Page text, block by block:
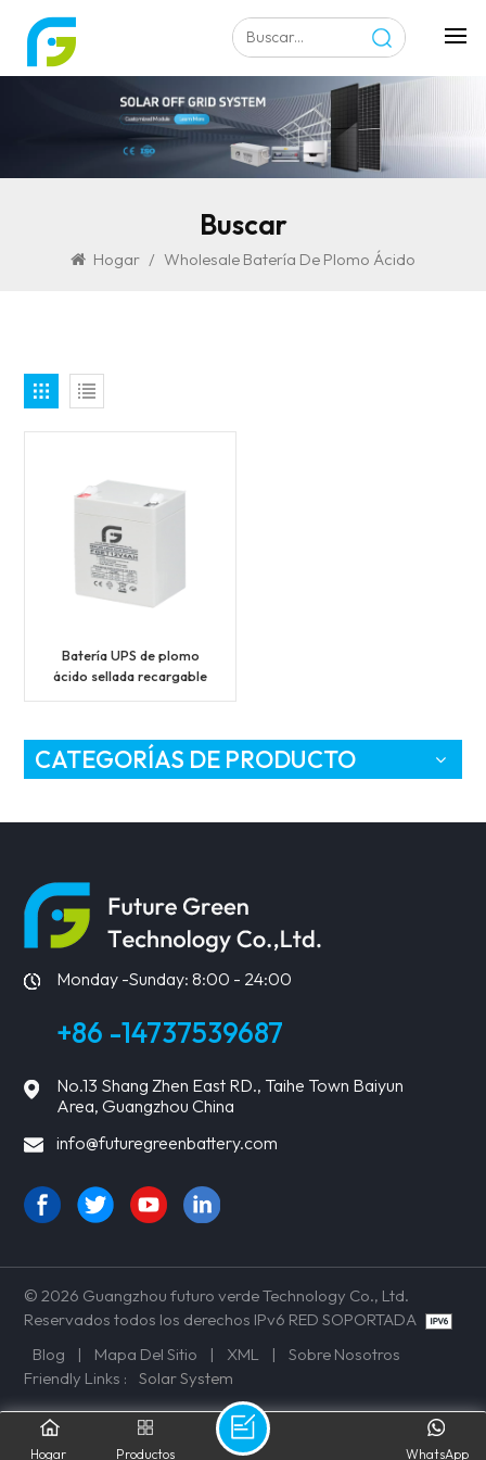
Buscar
Hogar / Wholesale Batería De Plomo Ácido
Batería UPS de plomo
ácido sellada recargable
CATEGORÍAS DE PRODUCTO
Monday -Sunday: 8:00 - 24:00
+86 -14737539687
No.13 Shang Zhen East RD., Taihe Town Baiyun
Area, Guangzhou China
info@futuregreenbattery.com
© 2026 Guangzhou futuro verde Technology Co., Ltd.
Reservados todos los derechos IPv6 RED SOPORTADA
Blog
| Mapa Del Sitio | XML |
Sobre Nosotros
Friendly Links :
Solar System
Hogar Productos WhatsApp